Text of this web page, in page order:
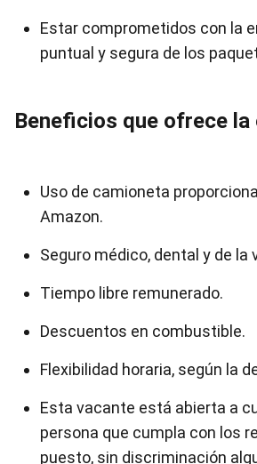
Estar comprometidos con la
puntual y segura de los
Beneficios que ofrece la
Uso de camioneta
Amazon.
Seguro médico, dental y de la
Tiempo libre remunerado.
Descuentos en combustible.
Flexibilidad horaria, según la
Esta vacante está abierta a
persona que cumpla con los
puesto, sin discriminación